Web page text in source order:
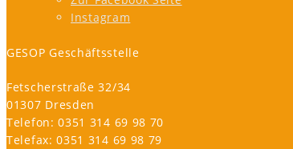
Instagram
GESOP Geschäftsstelle
Fetscherstraße 32/34
01307 Dresden
Telefon: 0351 314 69 98 70
Telefax: 0351 314 69 98 79